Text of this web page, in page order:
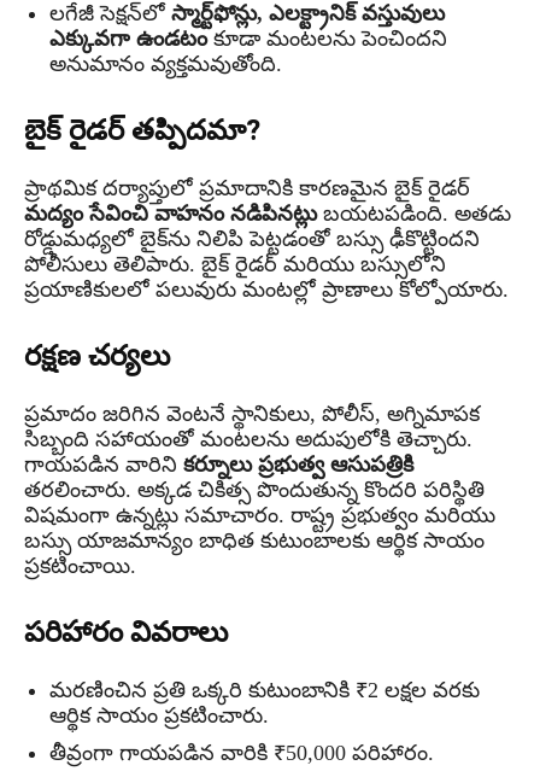
లగేజీ సెక్షన్‌లో స్మార్ట్‌ఫోన్లు, ఎలక్ట్రానిక్ వస్తువులు
ఎక్కువగా ఉండటంకూడా మంటలను పెంచిందని
అనుమానం వ్యక్తమవుతోంది.
బైక్ రైడర్ తప్పిదమా?
ప్రాథమిక దర్యాప్తులో ప్రమాదానికి కారణమైన బైక్ రైడర్
మద్యం సేవించి వాహనం నడిపినట్లుబయటపడింది. అతడు
రోడ్డుమధ్యలో బైక్‌ను నిలిపి పెట్టడంతో బస్సు ఢీకొట్టిందని
పోలీసులు తెలిపారు. బైక్ రైడర్ మరియు బస్సులోని
ప్రయాణికులలో పలువురు మంటల్లో ప్రాణాలు కోల్పోయారు.
రక్షణ చర్యలు
ప్రమాదం జరిగిన వెంటనే స్థానికులు, పోలీస్, అగ్నిమాపక
సిబ్బంది సహాయంతో మంటలను అదుపులోకి తెచ్చారు.
గాయపడిన వారిని కర్నూలు ప్రభుత్వ ఆసుపత్రికి
తరలించారు. అక్కడ చికిత్స పొందుతున్న కొందరి పరిస్థితి
విషమంగా ఉన్నట్లు సమాచారం. రాష్ట్ర ప్రభుత్వం మరియు
బస్సు యాజమాన్యం బాధిత కుటుంబాలకు ఆర్థిక సాయం
ప్రకటించాయి.
పరిహారం వివరాలు
మరణించిన ప్రతి ఒక్కరి కుటుంబానికి ₹2 లక్షల వరకు
ఆర్థిక సాయం ప్రకటించారు.
తీవ్రంగా గాయపడిన వారికి ₹50,000 పరిహారం.